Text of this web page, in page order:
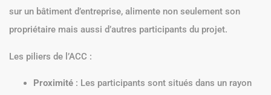
sur un bâtiment d’entreprise, alimente non seulement son
propriétaire mais aussi d’autres participants du projet.
Les piliers de l’ACC :
Proximité : Les participants sont situés dans un rayon